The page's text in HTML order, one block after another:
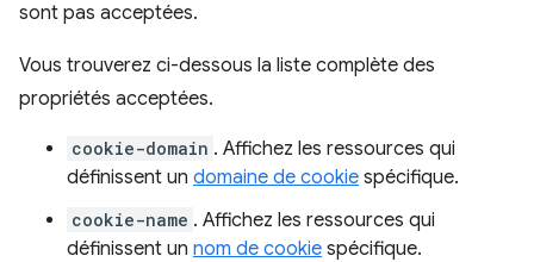
sont pas acceptées.
Vous trouverez ci-dessous la liste complète des
propriétés acceptées.
cookie-domain . Affichez les ressources qui
définissent un domaine de cookie spécifique.
cookie-name . Affichez les ressources qui
définissent un nom de cookie spécifique.